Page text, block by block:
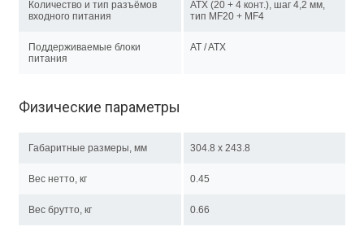
Количество и тип разъёмов
входного питания
ATX (20 + 4 конт.), шаг 4,2 мм,
тип MF20 + MF4
Поддерживаемые блоки
питания
AT / ATX
Физические параметры
Габаритные размеры, мм 304.8 x 243.8
Вес нетто, кг 0.45
Вес брутто, кг 0.66